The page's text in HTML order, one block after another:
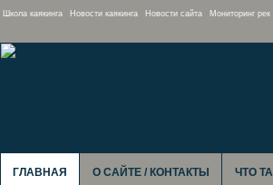
Школа каякинга Новости каякинга Новости сайта Мониторинг рек
ГЛАВНАЯ О САЙТЕ / КОНТАКТЫ ЧТО